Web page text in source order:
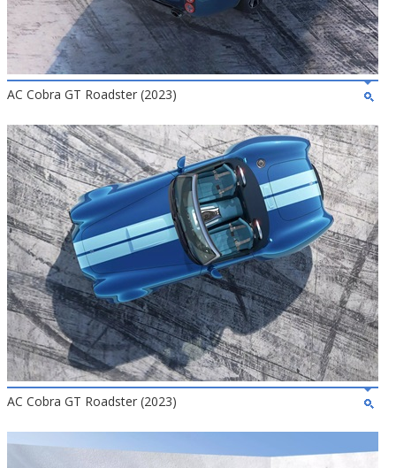
AC Cobra GT Roadster (2023)
AC Cobra GT Roadster (2023)